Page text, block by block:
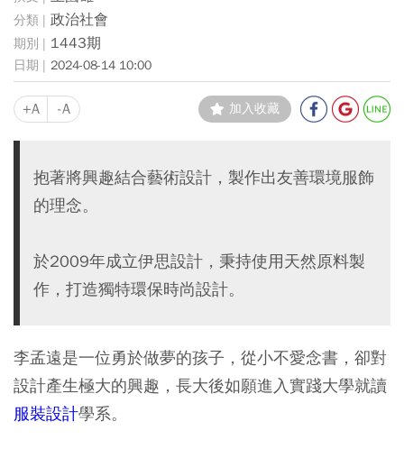
政治社會
1443期
2024-08-14 10:00
+A -A 加入收藏
抱著將興趣結合藝術設計，製作出友善環境服飾
的理念。
於2009年成立伊思設計，秉持使用天然原料製
作，打造獨特環保時尚設計。
李孟遠是一位勇於做夢的孩子，從小不愛念書，卻對
設計產生極大的興趣，長大後如願進入實踐大學就讀
服裝設計學系。